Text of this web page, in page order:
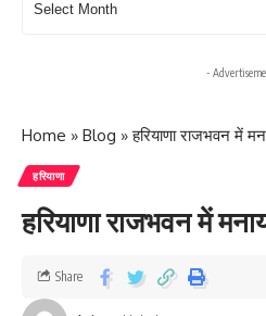
-
Home » Blog »हरियाणा राजभवन में
हरियाणा
हरियाणा राजभवन में
Share